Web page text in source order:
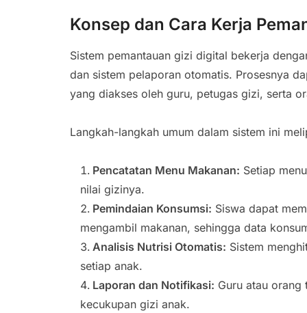
Konsep dan Cara Kerja
Sistem pemantauan gizi digital bekerja
dan sistem pelaporan otomatis. Prosesnya
yang diakses oleh guru, petugas gizi, serta
Langkah-langkah umum dalam sistem ini
Pencatatan Menu Makanan: Setiap
nilai gizinya.
Pemindaian Konsumsi: Siswa dapat
mengambil makanan, sehingga data
Analisis Nutrisi Otomatis: Sistem
setiap anak.
Laporan dan Notifikasi: Guru atau
kecukupan gizi anak.